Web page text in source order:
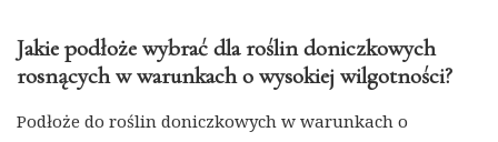
Jakie podłoże wybrać dla roślin doniczkowych
rosnących w warunkach o wysokiej wilgotności?
Podłoże do roślin doniczkowych w warunkach o